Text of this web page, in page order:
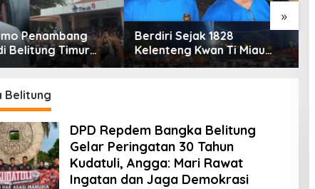
»
1828
Kwan Ti Miau
Rayakan Hari
Kantor PT Timah Beltim
Menyala, Ribuan
Penambang Murka,
Belitung
DPD Repdem Bangka Belitung
Gelar Peringatan 30 Tahun
Kudatuli, Angga: Mari Rawat
Ingatan dan Jaga Demokrasi